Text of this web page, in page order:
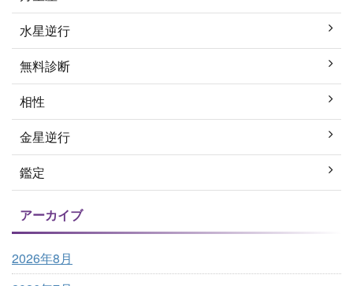
水星逆行
無料診断
相性
金星逆行
鑑定
アーカイブ
2026年8月